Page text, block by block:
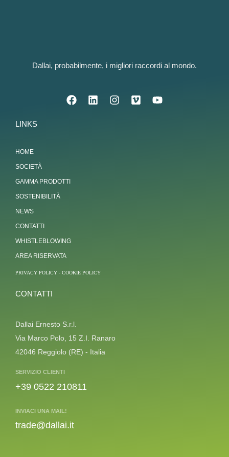
Dallai, probabilmente, i migliori raccordi al mondo.
LINKS
HOME
SOCIETÀ
GAMMA PRODOTTI
SOSTENIBILITÀ
NEWS
CONTATTI
WHISTLEBLOWING
AREA RISERVATA
PRIVACY POLICY - COOKIE POLICY
CONTATTI
Dallai Ernesto S.r.l.
Via Marco Polo, 15 Z.I. Ranaro
42046 Reggiolo (RE) - Italia
SERVIZIO CLIENTI
+39 0522 210811
INVIACI UNA MAIL!
trade@dallai.it